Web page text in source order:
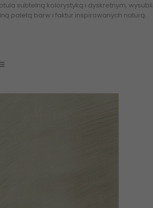
subtelną kolorystyką i dyskretnym,
paletą barw i faktur inspirowanych naturą.